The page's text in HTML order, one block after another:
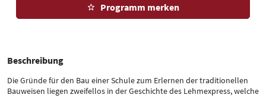
Programm merken
Beschreibung
Die Gründe für den Bau einer Schule zum Erlernen der traditionellen
Bauweisen liegen zweifellos in der Geschichte des Lehmexpress, welche